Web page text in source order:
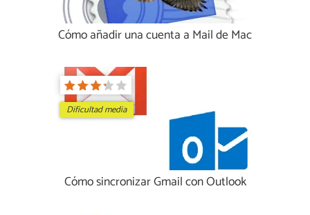
Cómo añadir una cuenta a Mail de Mac
Dificultad media
Cómo sincronizar Gmail con Outlook